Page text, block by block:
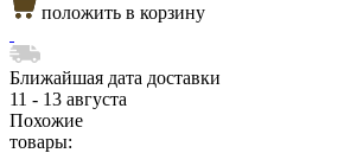
положить в корзину
Ближайшая дата доставки
11 - 13 августа
Похожие
товары: